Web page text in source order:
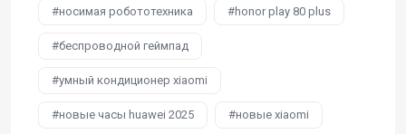
носимая робототехника honor play 80 plus
беспроводной геймпад
умный кондиционер xiaomi
новые часы huawei 2025 новые xiaomi